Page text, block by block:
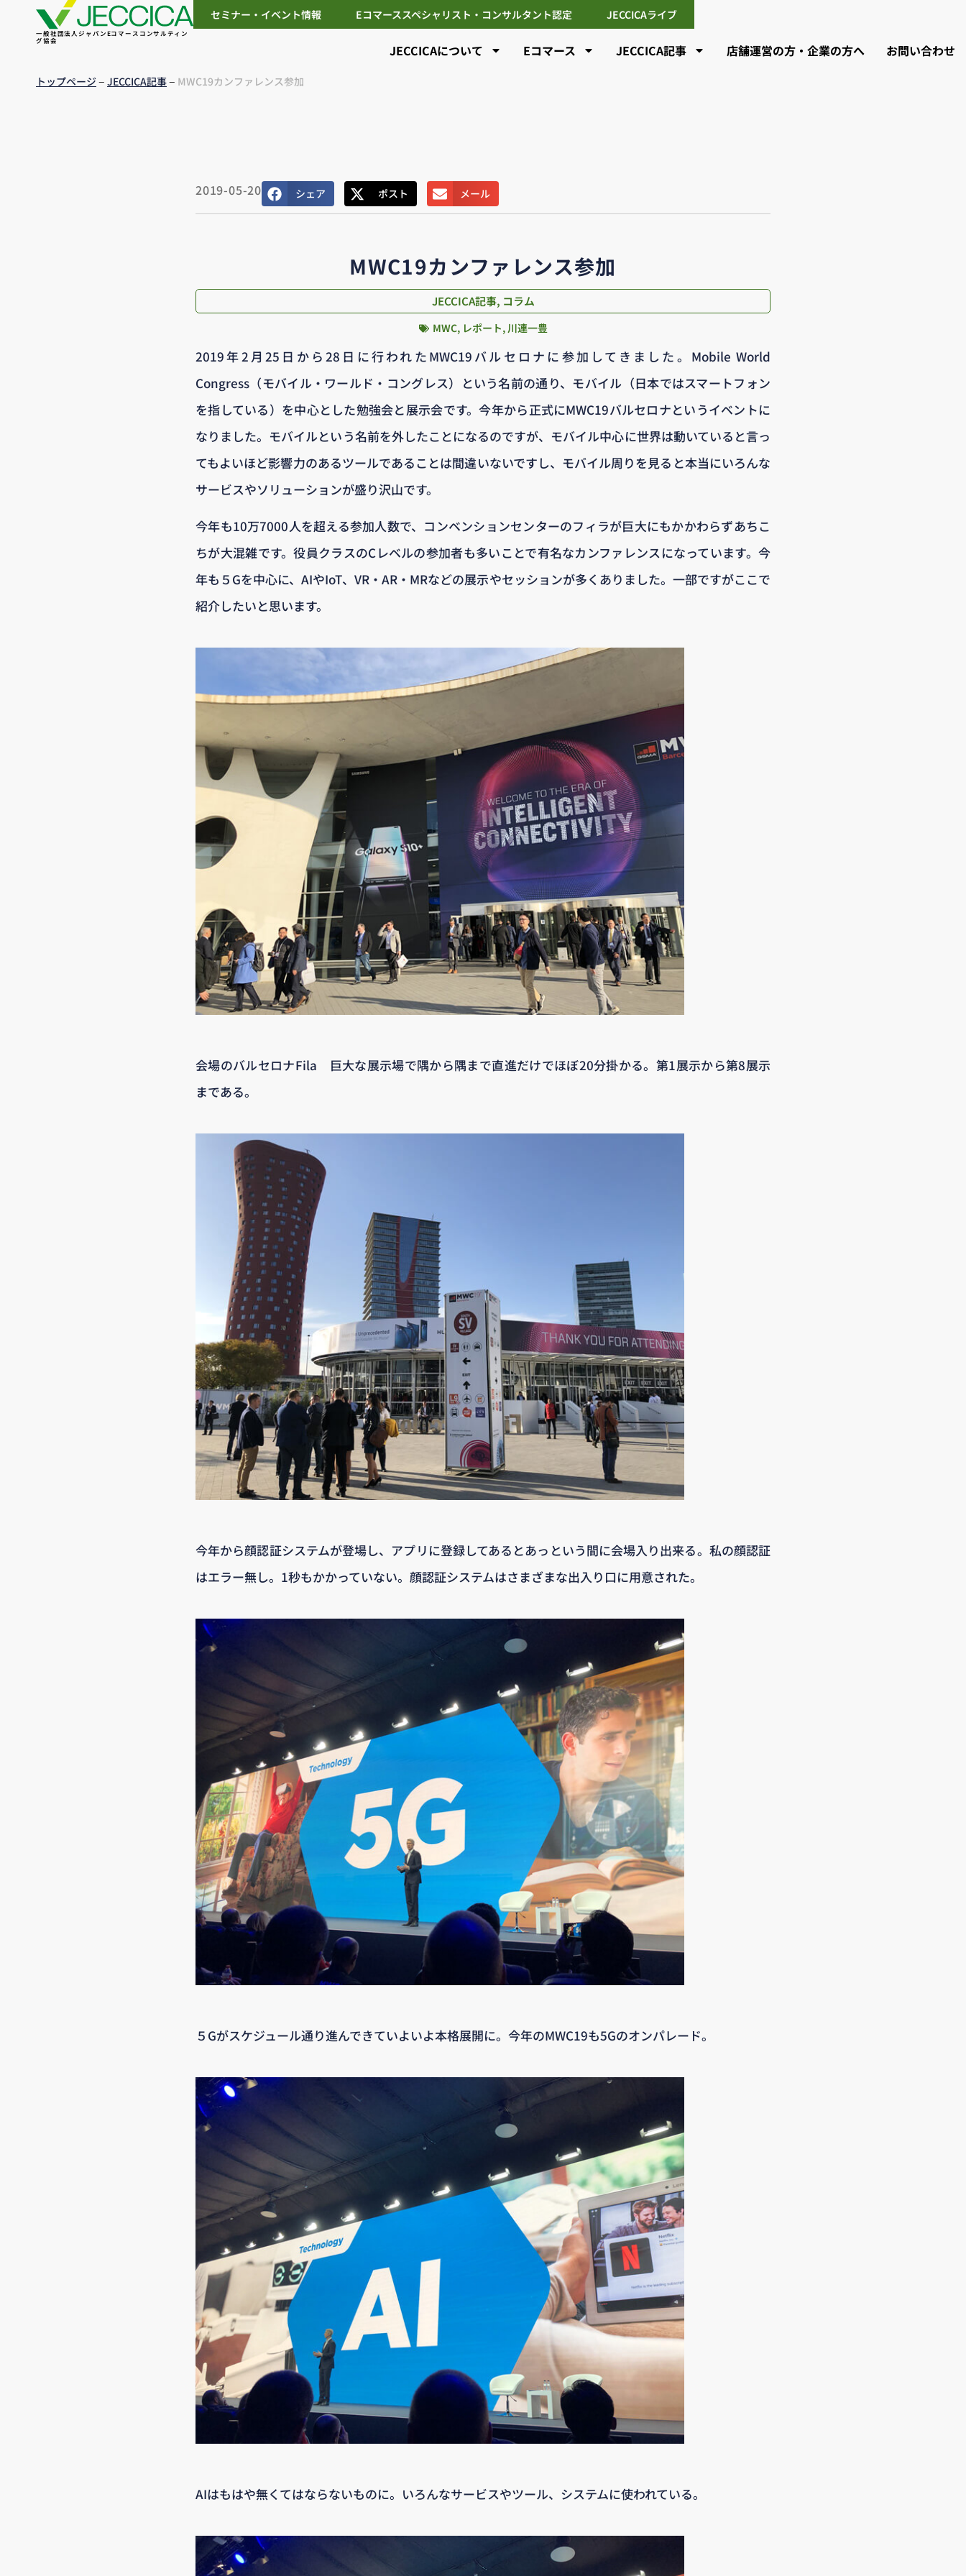
一般社団法人ジャパンEコマースコンサルティン
グ協会
セミナー・イベント情報 Eコマーススペシャリスト・コンサルタント認定 JECCICAライブ
JECCICAについて Eコマース JECCICA記事 店舗運営の方・企業の方へ お問い合わせ
トップページ– JECCICA記事– MWC19カンファレンス参加
2019-05-20 シェア ポスト メール
MWC19カンファレンス参加
JECCICA記事, コラム
MWC, レポート,川連一豊
2019年2月25日から28日に行われたMWC19バルセロナに参加してきました。Mobile World
Congress（モバイル・ワールド・コングレス）という名前の通り、モバイル（日本ではスマートフォン
を指している）を中心とした勉強会と展示会です。今年から正式にMWC19バルセロナというイベントに
なりました。モバイルという名前を外したことになるのですが、モバイル中心に世界は動いていると言っ
てもよいほど影響力のあるツールであることは間違いないですし、モバイル周りを見ると本当にいろんな
サービスやソリューションが盛り沢山です。
今年も10万7000人を超える参加人数で、コンベンションセンターのフィラが巨大にもかかわらずあちこ
ちが大混雑です。役員クラスのCレベルの参加者も多いことで有名なカンファレンスになっています。今
年も５Gを中心に、AIやIoT、VR・AR・MRなどの展示やセッションが多くありました。一部ですがここで
紹介したいと思います。
会場のバルセロナFila 巨大な展示場で隅から隅まで直進だけでほぼ20分掛かる。第1展示から第8展示
まである。
今年から顔認証システムが登場し、アプリに登録してあるとあっという間に会場入り出来る。私の顔認証
はエラー無し。1秒もかかっていない。顔認証システムはさまざまな出入り口に用意された。
５Gがスケジュール通り進んできていよいよ本格展開に。今年のMWC19も5Gのオンパレード。
AIはもはや無くてはならないものに。いろんなサービスやツール、システムに使われている。